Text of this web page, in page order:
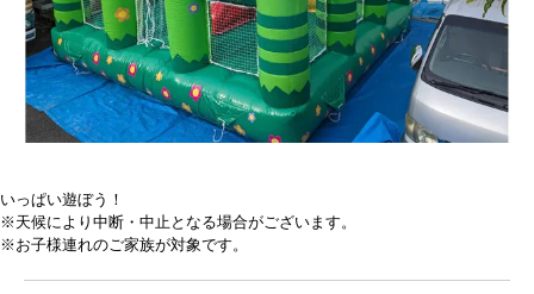
いっぱい遊ぼう！
※天候により中断・中止となる場合がございます。
※お子様連れのご家族が対象です。